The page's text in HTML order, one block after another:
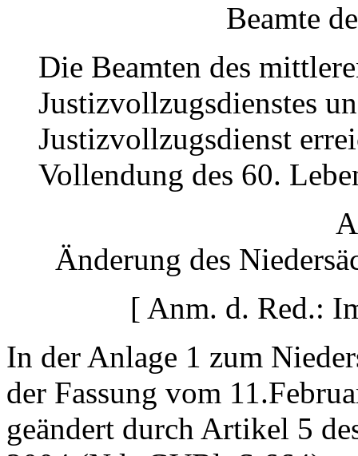
Beamte
Die Beamten des
Justizvollzugsdienstes
Justizvollzugsdienst
Vollendung des 60.
Änderung des
[ Anm. d. Red.:
In der Anlage 1 zum
der Fassung vom
geändert durch Artikel 5